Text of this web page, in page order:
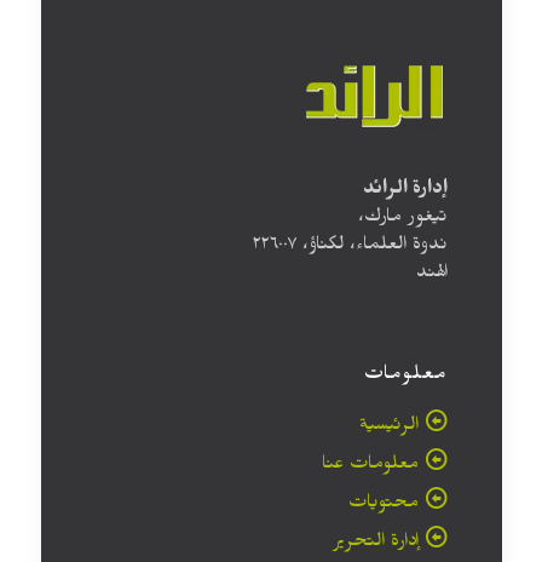
إدارة الرائد
تيغور مارك،
ندوة العلماء، لكناؤ، ۲۲٦۰۰۷
الهند
معلومات
الرئيسية
معلومات عنا
محتويات
إدارة التحرير